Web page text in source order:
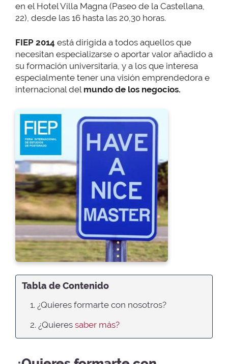
en el Hotel Villa Magna (Paseo de la Castellana,
22), desde las 16 hasta las 20,30 horas.
FIEP 2014 está dirigida a todos aquellos que
necesitan especializarse o aportar valor añadido a
su formación universitaria, y a los que interesa
especialmente tener una visión emprendedora e
internacional del mundo de los negocios.
Tabla de Contenido
1. ¿Quieres formarte con nosotros?
2. ¿Quieres saber más?